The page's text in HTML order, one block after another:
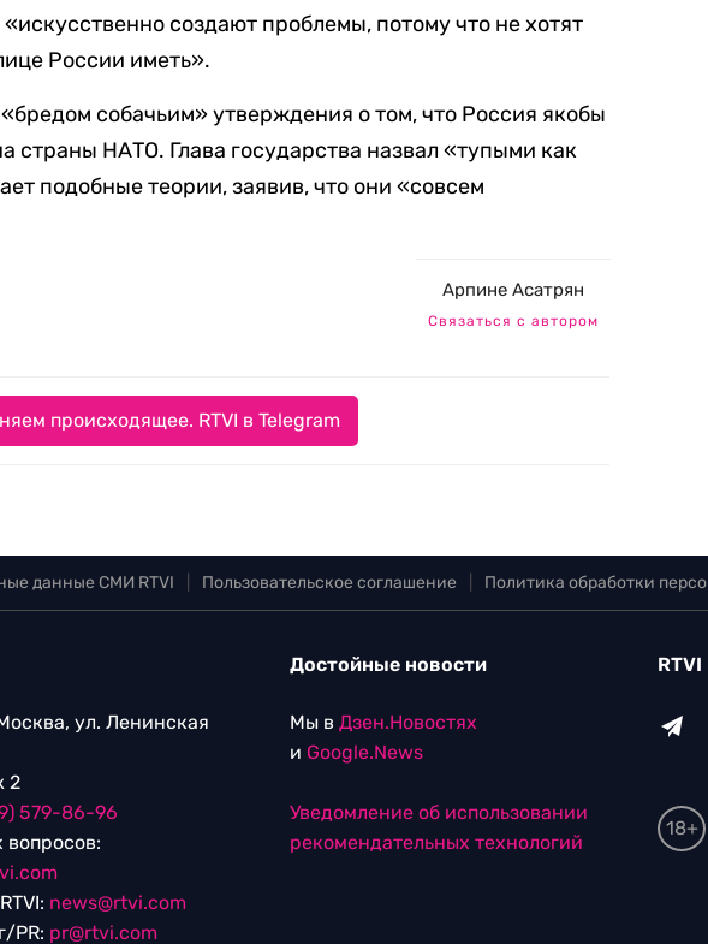
создают проблемы, потому что не хотят
России иметь».
«бредом собачьим» утверждения о том, что Россия якобы
страны НАТО. Глава государства назвал «тупыми как
подобные теории, заявив, что они «совсем
Арпине Асатрян
Связаться с автором
происходящее. RTVI в Telegram
данные СМИ RTVI Пользовательское соглашение Политика обработки
ул. Ленинская
2
579-86-96
news@rtvi.com
PR: pr@rtvi.com
Достойные новости
Мы в Дзен.Новостях
и Google.News
Уведомление об использовании
рекомендательных технологий
RTVI
18+